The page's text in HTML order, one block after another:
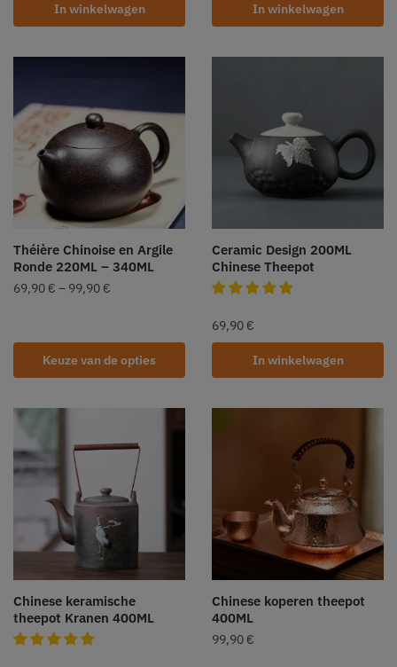
In winkelwagen In winkelwagen
Théière Chinoise en Argile
Ronde 220ML – 340ML
69,90 € – 99,90 €
Keuze van de opties
Ceramic Design 200ML
Chinese Theepot
69,90 €
In winkelwagen
Chinese keramische
theepot Kranen 400ML
Chinese koperen theepot
400ML
99,90 €